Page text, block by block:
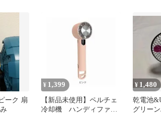
ーク 扇
¥ 1,399
【新品未使用】ペルチェ
冷却機 ハンディファ
¥ 1,480
乾電池
グリー